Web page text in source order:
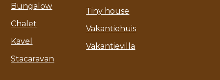
Bungalow
Chalet
Kavel
Stacaravan
Tiny house
Vakantiehuis
Vakantievilla